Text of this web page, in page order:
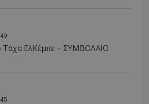
ΕλΚέμπε – ΣΥΜΒΟΛΑΙΟ